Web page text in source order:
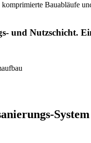
Bauabläufe
und Nutzschicht.
System